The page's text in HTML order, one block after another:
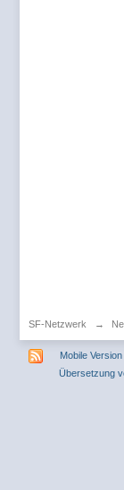
SF-Netzwerk →
Mobile
Übersetzung